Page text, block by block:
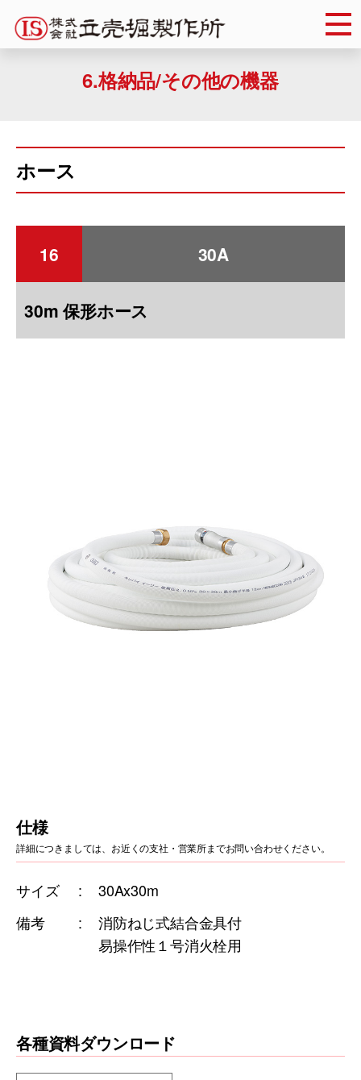
content
6.格納品/その他の機器
ホース
16 30A
30m 保形ホース
仕様
詳細につきましては、お近くの支社・営業所までお問い合わせください。
サイズ
30Ax30m
備考
消防ねじ式結合金具付
易操作性１号消火栓用
各種資料ダウンロード